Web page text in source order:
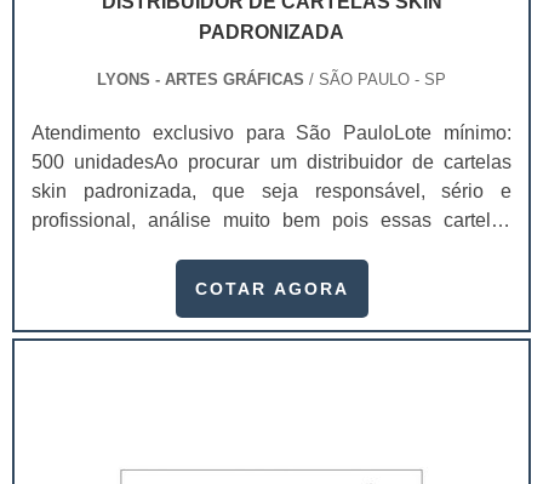
PADRONIZADA
LYONS - ARTES GRÁFICAS / SÃO PAULO - SP
Atendimento exclusivo para São PauloLote mínimo:
500 unidadesAo procurar um distribuidor de cartelas
skin padronizada, que seja responsável, sério e
profissional, análise muito bem pois essas cartelas
produto.A busca por empresas sérias para adquirir esse
podem assegurar aos clientes características pontuais
COTAR AGORA